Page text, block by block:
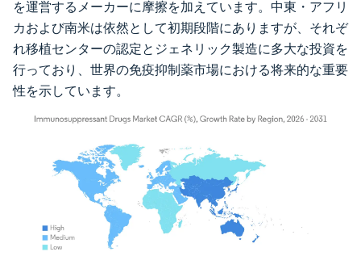
を運営するメーカーに摩擦を加えています。中東・アフリ
カおよび南米は依然として初期段階にありますが、それぞ
れ移植センターの認定とジェネリック製造に多大な投資を
行っており、世界の免疫抑制薬市場における将来的な重要
性を示しています。